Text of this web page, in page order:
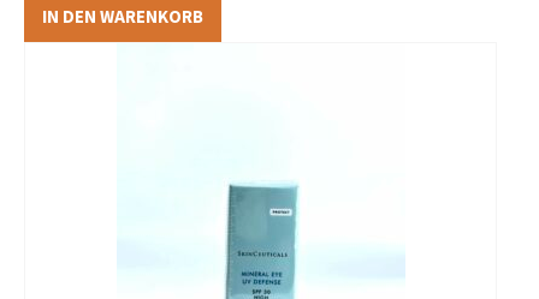
IN DEN WARENKORB